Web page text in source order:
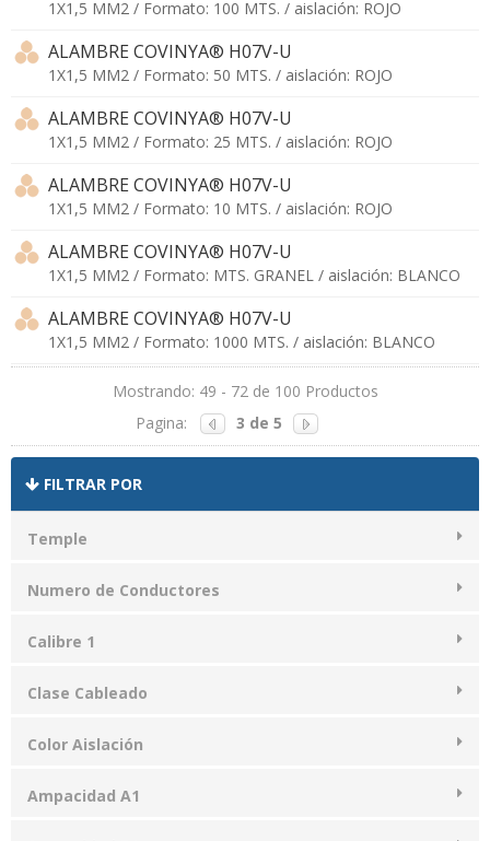
FILTRAR POR
Temple
Numero de Conductores
Calibre 1
Clase Cableado
Color Aislación
Ampacidad A1
1X1,5 MM2 / Formato: 100 MTS. / aislación: ROJO
ALAMBRE COVINYA® H07V-U
1X1,5 MM2 / Formato: 50 MTS. / aislación: ROJO
ALAMBRE COVINYA® H07V-U
1X1,5 MM2 / Formato: 25 MTS. / aislación: ROJO
ALAMBRE COVINYA® H07V-U
1X1,5 MM2 / Formato: 10 MTS. / aislación: ROJO
ALAMBRE COVINYA® H07V-U
1X1,5 MM2 / Formato: MTS. GRANEL / aislación: BLANCO
ALAMBRE COVINYA® H07V-U
1X1,5 MM2 / Formato: 1000 MTS. / aislación: BLANCO
Mostrando: 49 - 72 de 100 Productos
Pagina:
3 de 5